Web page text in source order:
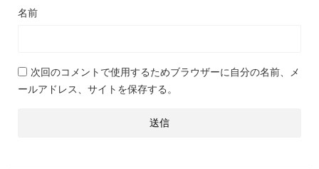
名前
次回のコメントで使用するためブラウザーに自分の名前、メ
ールアドレス、サイトを保存する。